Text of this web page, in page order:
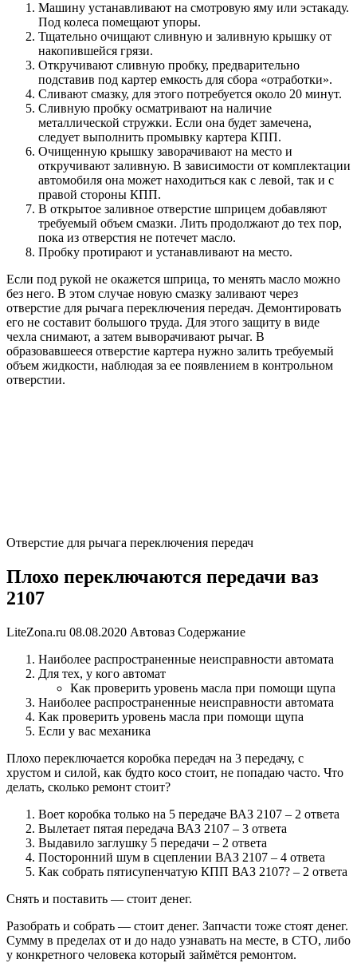
Машину устанавливают на смотровую яму или эстакаду.
Под колеса помещают упоры.
Тщательно очищают сливную и заливную крышку от
накопившейся грязи.
Откручивают сливную пробку, предварительно
подставив под картер емкость для сбора «отработки».
Сливают смазку, для этого потребуется около 20 минут.
Сливную пробку осматривают на наличие
металлической стружки. Если она будет замечена,
следует выполнить промывку картера КПП.
Очищенную крышку заворачивают на место и
откручивают заливную. В зависимости от комплектации
автомобиля она может находиться как с левой, так и с
правой стороны КПП.
В открытое заливное отверстие шприцем добавляют
требуемый объем смазки. Лить продолжают до тех пор,
пока из отверстия не потечет масло.
Пробку протирают и устанавливают на место.
Если под рукой не окажется шприца, то менять масло можно
без него. В этом случае новую смазку заливают через
отверстие для рычага переключения передач. Демонтировать
его не составит большого труда. Для этого защиту в виде
чехла снимают, а затем выворачивают рычаг. В
образовавшееся отверстие картера нужно залить требуемый
объем жидкости, наблюдая за ее появлением в контрольном
отверстии.
Отверстие для рычага переключения передач
Плохо переключаются передачи ваз
2107
LiteZona.ru 08.08.2020 Автоваз Содержание
Наиболее распространенные неисправности автомата
Для тех, у кого автомат
Как проверить уровень масла при помощи щупа
Наиболее распространенные неисправности автомата
Как проверить уровень масла при помощи щупа
Если у вас механика
Плохо переключается коробка передач на 3 передачу, с
хрустом и силой, как будто косо стоит, не попадаю часто. Что
делать, сколько ремонт стоит?
Воет коробка только на 5 передаче ВАЗ 2107 – 2 ответа
Вылетает пятая передача ВАЗ 2107 – 3 ответа
Выдавило заглушку 5 передачи – 2 ответа
Посторонний шум в сцеплении ВАЗ 2107 – 4 ответа
Как собрать пятисупенчатую КПП ВАЗ 2107? – 2 ответа
Снять и поставить — стоит денег.
Разобрать и собрать — стоит денег. Запчасти тоже стоят денег.
Сумму в пределах от и до надо узнавать на месте, в СТО, либо
у конкретного человека который займётся ремонтом.